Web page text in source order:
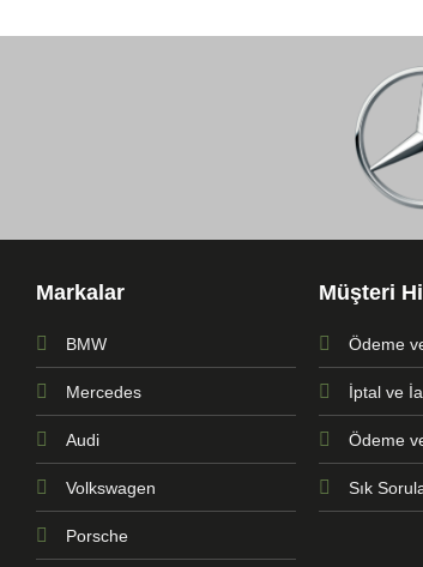
Markalar
BMW
Mercedes
Audi
Volkswagen
Porsche
Müşteri
Ödeme
İptal ve
Ödeme
Sık